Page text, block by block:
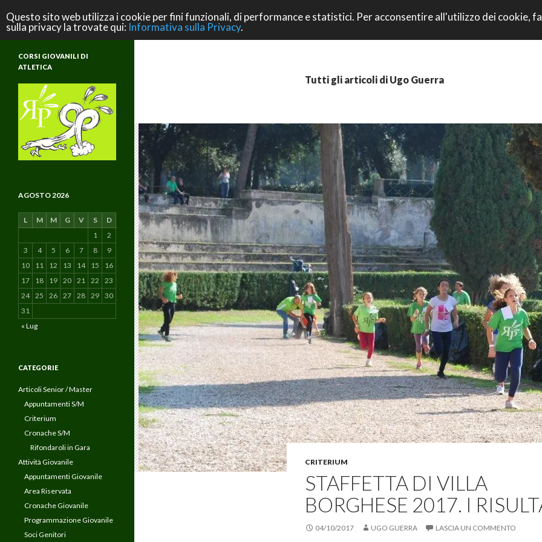
ASD Rifondazione Podistica
CORRI CON NOI
Tutti gli articoli di Ugo Guerra
CRITERIUM
STAFFETTA DI VILLA
BORGHESE 2017. I
04/10/2017 UGO GUERRA LASCIA UN COMMENTO
Scuola di Atletica e di Vita
CORSI GIOVANILI DI
ATLETICA
AGOSTO 2026
L M M G V S
D
1
2
3
4 5 6 7 8
9
10
11 12 13 14 15
16
17
18 19 20 21 22
23
24 25 26 27 28 29 30
31
« Lug
CATEGORIE
Articoli Senior / Master
Appuntamenti S/M
Criterium
Cronache S/M
Rifondaroli in Gara
Attività Giovanile
Appuntamenti Giovanile
Area Riservata
Cronache Giovanile
Programmazione Giovanile
Soci Genitori
Questo sito web utilizza i cookie per fini funzionali, di performance e statistici. Per acconsentire all'utilizzo dei cookie,
sulla privacy la trovate qui: Informativa sulla Privacy.